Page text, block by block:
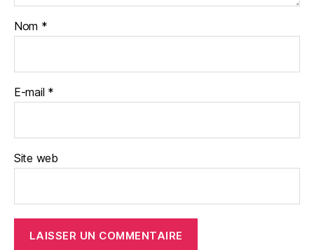
Nom *
E-mail *
Site web